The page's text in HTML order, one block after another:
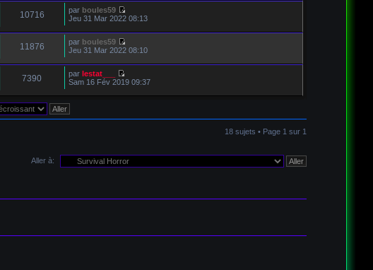
10716 par boules59
Jeu 31 Mar 2022 08:13
11876 par boules59
Jeu 31 Mar 2022 08:10
7390 parlestat___
Sam 16 Fév 2019 09:37
18 sujets • Page 1 sur 1
Aller à: